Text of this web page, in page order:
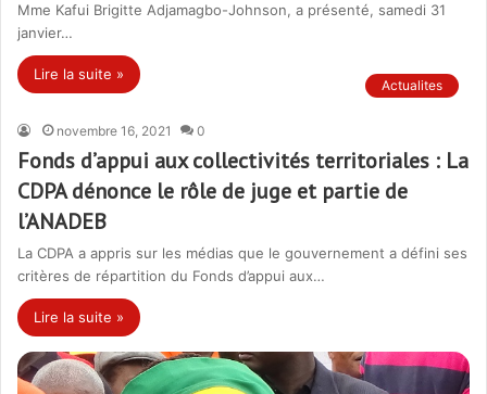
Mme Kafui Brigitte Adjamagbo-Johnson, a présenté, samedi 31
janvier…
Lire la suite »
Actualites
novembre 16, 2021 0
Fonds d’appui aux collectivités territoriales : La
CDPA dénonce le rôle de juge et partie de
l’ANADEB
La CDPA a appris sur les médias que le gouvernement a défini ses
critères de répartition du Fonds d’appui aux…
Lire la suite »